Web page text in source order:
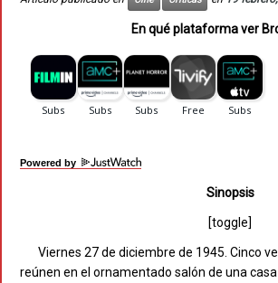
En qué plataforma ver
Powered by
Sinopsis
[toggle]
Viernes 27 de diciembre de 1945. Cinco
reúnen en el ornamentado salón de una